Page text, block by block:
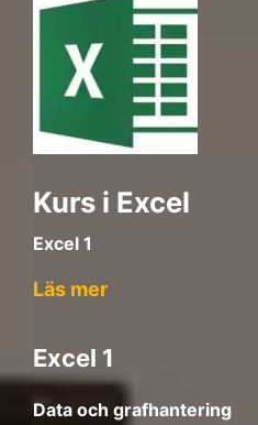
Kurs i Excel
Excel 1
Läs mer
Excel 1
Data och grafhantering